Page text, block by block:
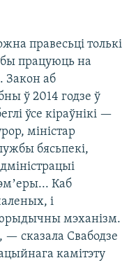
правесьці толькі
працуюць на
Закон аб
ў 2014 годзе ў
ўсе кіраўнікі —
міністар
бясьпекі,
Каб
і
юрыдычны мэханізм.
сказала Свабодзе
камітэту